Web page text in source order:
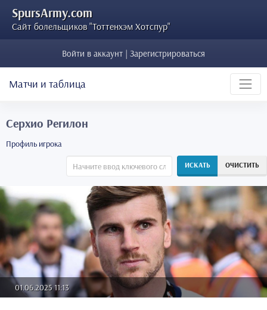
SpursArmy.com
Сайт болельщиков "Тоттенхэм Хотспур"
Войти в аккаунт | Зарегистрироваться
Матчи и таблица
Серхио Регилон
Профиль игрока
ИСКАТЬ ОЧИСТИТЬ
01.06.2025 11:13